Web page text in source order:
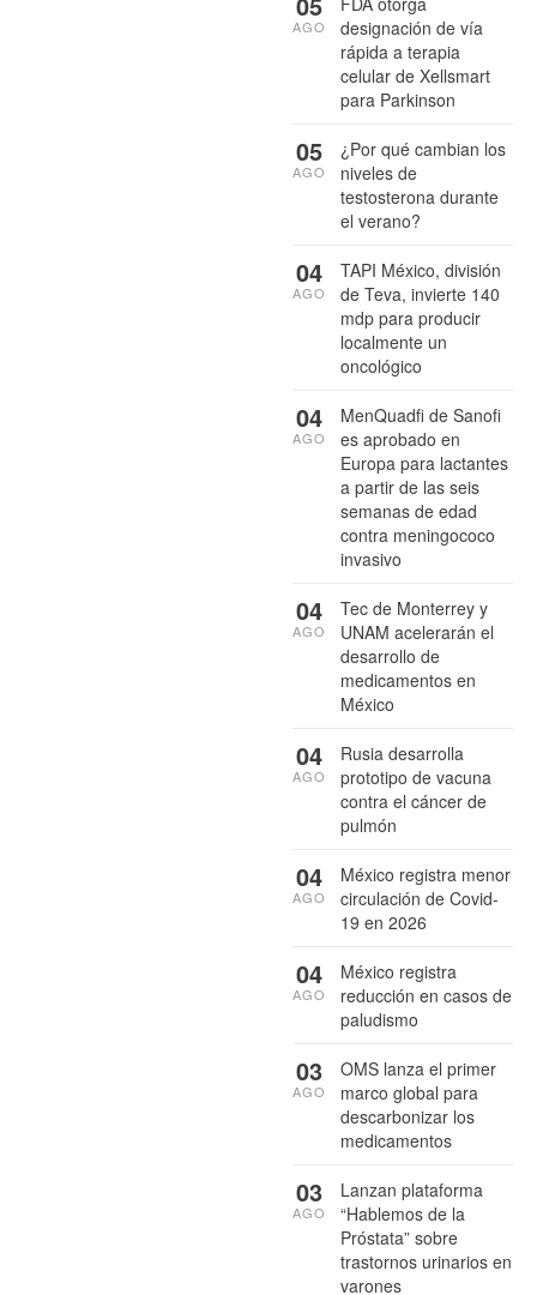
designación de vía
rápida a terapia
celular de Xellsmart
para Parkinson
AGO
¿Por qué cambian los
niveles de
testosterona durante
el verano?
05
AGO
TAPI México, división
de Teva, invierte 140
mdp para producir
localmente un
oncológico
04
AGO
MenQuadfi de Sanofi
es aprobado en
Europa para lactantes
a partir de las seis
semanas de edad
contra meningococo
invasivo
04
AGO
Tec de Monterrey y
UNAM acelerarán el
desarrollo de
medicamentos en
México
04
AGO
Rusia desarrolla
prototipo de vacuna
contra el cáncer de
pulmón
04
AGO
México registra menor
circulación de Covid-
19 en 2026
04
AGO
México registra
reducción en casos de
paludismo
04
AGO
OMS lanza el primer
marco global para
descarbonizar los
medicamentos
03
AGO
Lanzan plataforma
“Hablemos de la
Próstata” sobre
trastornos urinarios en
varones
03
AGO